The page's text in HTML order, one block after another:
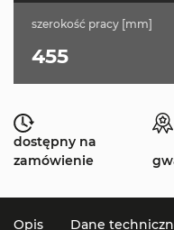
szerokość pracy [mm]
455
dostępny na
zamówienie
Opis Dane